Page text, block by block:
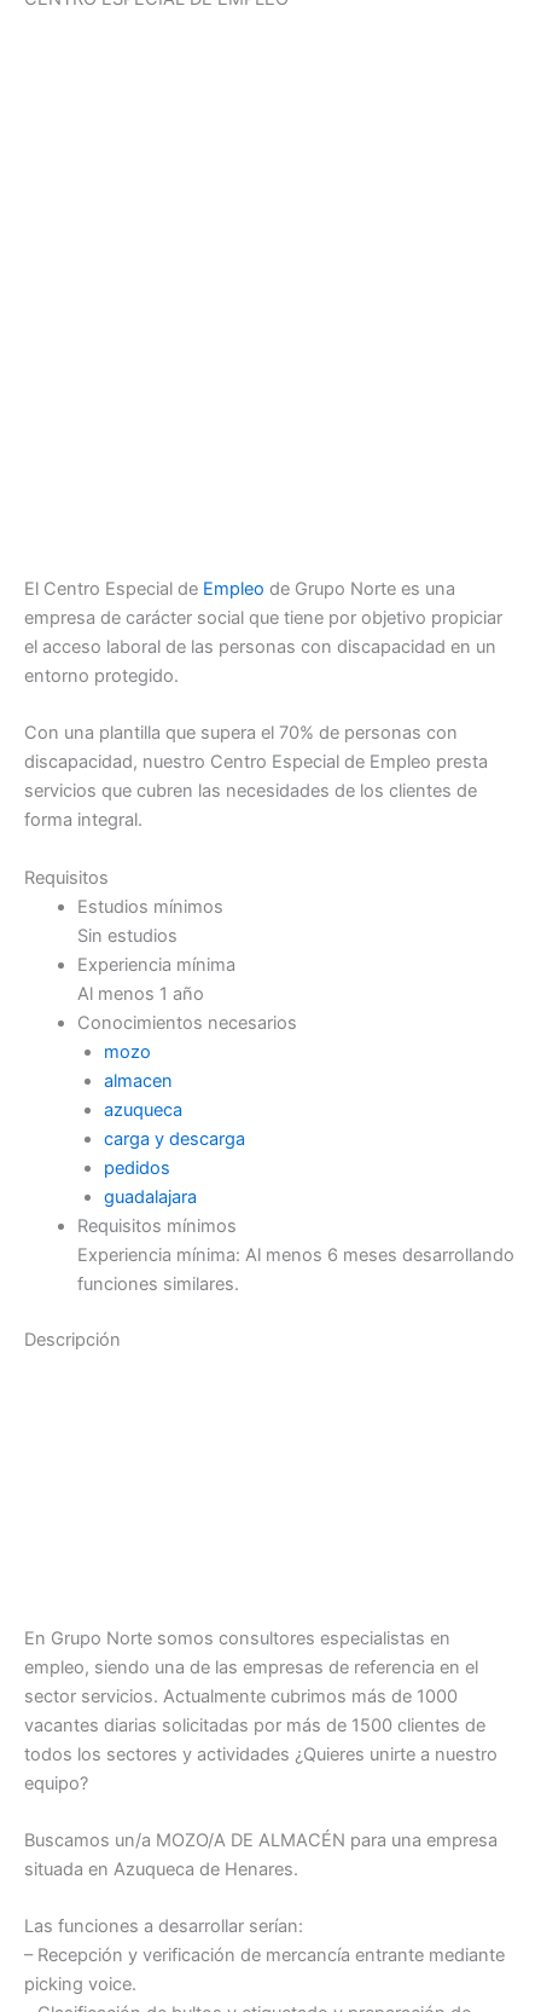
El Centro Especial de Empleo de Grupo Norte es una
empresa de carácter social que tiene por objetivo propiciar
el acceso laboral de las personas con discapacidad en un
entorno protegido.
Con una plantilla que supera el 70% de personas con
discapacidad, nuestro Centro Especial de Empleo presta
servicios que cubren las necesidades de los clientes de
forma integral.
Requisitos
Estudios mínimos
Sin estudios
Experiencia mínima
Al menos 1 año
Conocimientos necesarios
mozo
almacen
azuqueca
carga y descarga
pedidos
guadalajara
Requisitos mínimos
Experiencia mínima: Al menos 6 meses desarrollando
funciones similares.
Descripción
En Grupo Norte somos consultores especialistas en
empleo, siendo una de las empresas de referencia en el
sector servicios. Actualmente cubrimos más de 1000
vacantes diarias solicitadas por más de 1500 clientes de
todos los sectores y actividades ¿Quieres unirte a nuestro
equipo?
Buscamos un/a MOZO/A DE ALMACÉN para una empresa
situada en Azuqueca de Henares.
Las funciones a desarrollar serían:
– Recepción y verificación de mercancía entrante mediante
picking voice.